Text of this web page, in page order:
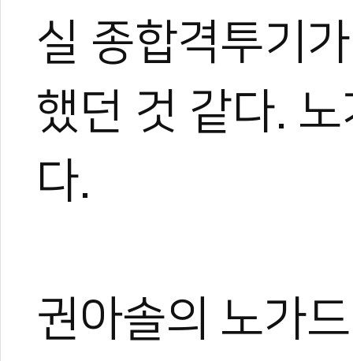
실 종합격투기
했던 것 같다.
다.
권아솔의 노가